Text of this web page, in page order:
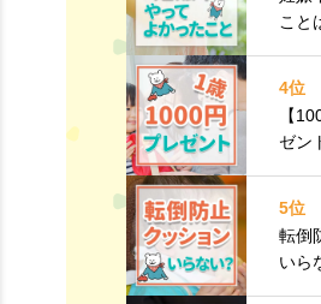
解説
こと
4位
【
ゼン
紹介
5位
転倒
いら